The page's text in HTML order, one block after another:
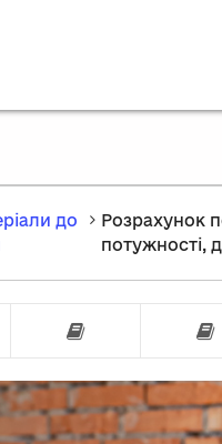
до
Розрахунок
потужності,
Тест Цифрове